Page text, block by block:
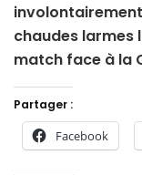
chaudes larmes
match face à la
Partager :
Facebook